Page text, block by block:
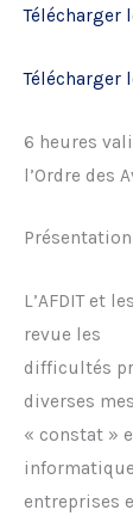
Télécharger
Télécharger
6 heures
l’Ordre des
L’AFDIT et
revue les
difficultés
diverses
« constat »
entreprises